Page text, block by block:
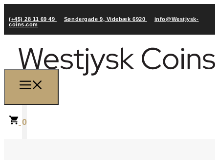
(+45) 28 11 69 49 Søndergade 9, Videbæk 6920
info@Westjysk-
coins.com
0